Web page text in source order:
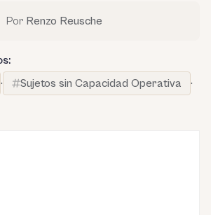
Por Renzo Reusche
· Sujetos sin Capacidad Operativa
·